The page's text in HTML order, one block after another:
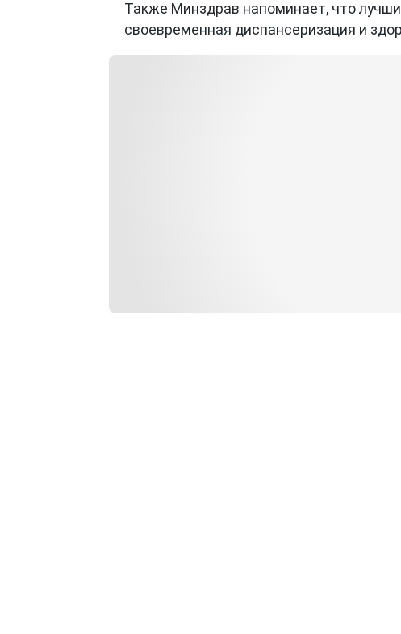
Также Минздрав напоминает, что
своевременная диспансеризация и